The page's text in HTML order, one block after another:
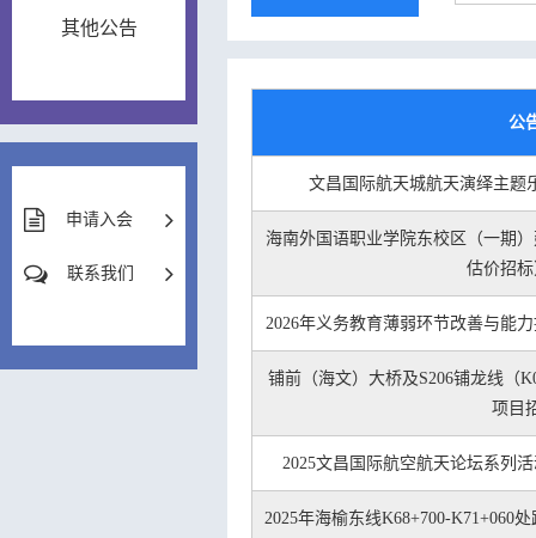
其他公告
申请入会
联系我们
公
文昌国际航天城航天演绎主题
海南外国语职业学院东校区（一期
估价招
2026年义务教育薄弱环节改善与能
铺前（海文）大桥及S206铺龙线（
项目
2025文昌国际航空航天论坛系列
2025年海榆东线K68+700-K71+060